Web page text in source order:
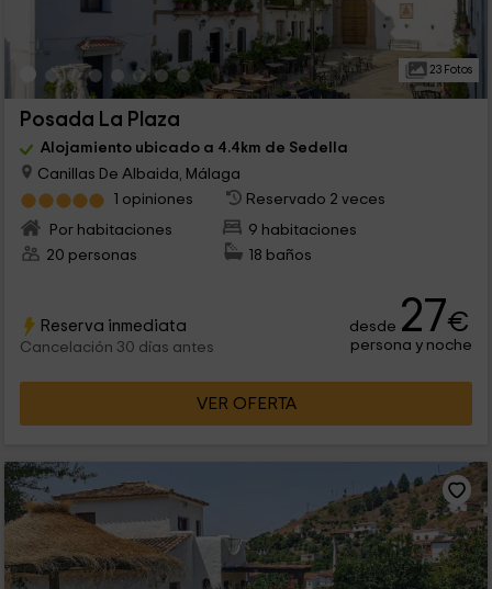
23 Fotos
Posada La Plaza
Alojamiento ubicado a 4.4km de Sedella
Canillas De Albaida, Málaga
1 opiniones
Reservado 2 veces
Por habitaciones
9 habitaciones
20 personas
18 baños
Reserva inmediata
Cancelación 30 días antes
desde 27€
persona y noche
VER OFERTA